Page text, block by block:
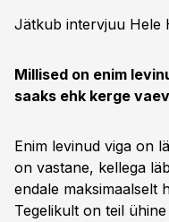
Jätkub intervjuu Hele
Millised on enim
saaks ehk kerge
Enim levinud viga on
on vastane, kellega
endale maksimaalselt
Tegelikult on teil